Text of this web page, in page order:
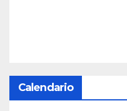
Calendario